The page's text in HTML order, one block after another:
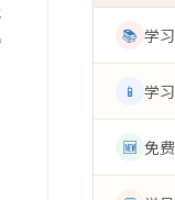
📚 学
📱 学
🆕 免